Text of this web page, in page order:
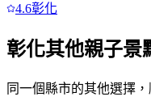
4.6彰化
彰化其他親子景
同一個縣市的其他選擇